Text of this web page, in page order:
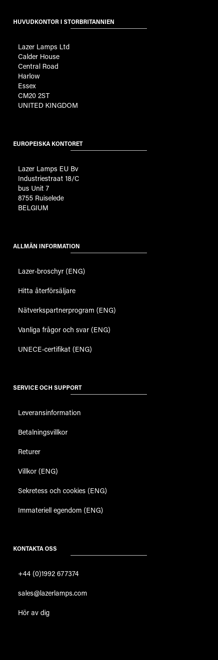
HUVUDKONTOR I STORBRITANNIEN
Lazer Lamps Ltd
Calder House
Central Road
Harlow
Essex
CM20 2ST
UNITED KINGDOM
EUROPEISKA KONTORET
Lazer Lamps EU Bv
Industriestraat 18/C
bus Unit 7
8755 Ruiselede
BELGIUM
ALLMÄN INFORMATION
Lazer-broschyr (ENG)
Hitta återförsäljare
Nätverkspartnerprogram (ENG)
Vanliga frågor och svar (ENG)
UNECE-certifikat (ENG)
SERVICE OCH SUPPORT
Leveransinformation
Betalningsvillkor
Returer
Villkor (ENG)
Sekretess och cookies (ENG)
Immateriell egendom (ENG)
KONTAKTA OSS
+44 (0)1992 677374
sales@lazerlamps.com
Hör av dig